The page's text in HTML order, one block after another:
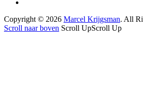
Copyright © 2026 Marcel Krijgsman. All
Scroll naar boven Scroll UpScroll Up